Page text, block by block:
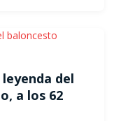
del
a los 62